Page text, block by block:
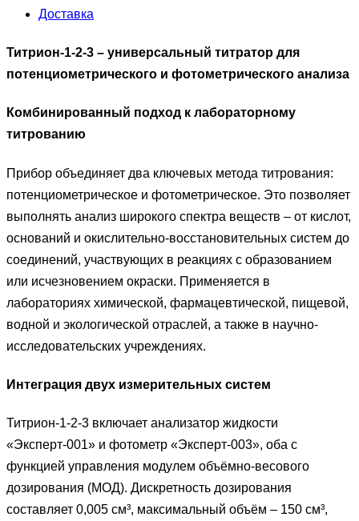
Доставка
Титрион-1-2-3 – универсальный титратор для
потенциометрического и фотометрического анализа
Комбинированный подход к лабораторному
титрованию
Прибор объединяет два ключевых метода титрования:
потенциометрическое и фотометрическое. Это позволяет
выполнять анализ широкого спектра веществ – от кислот,
оснований и окислительно-восстановительных систем до
соединений, участвующих в реакциях с образованием
или исчезновением окраски. Применяется в
лабораториях химической, фармацевтической, пищевой,
водной и экологической отраслей, а также в научно-
исследовательских учреждениях.
Интеграция двух измерительных систем
Титрион-1-2-3 включает анализатор жидкости
«Эксперт-001» и фотометр «Эксперт-003», оба с
функцией управления модулем объёмно-весового
дозирования (МОД). Дискретность дозирования
составляет 0,005 см³, максимальный объём – 150 см³,